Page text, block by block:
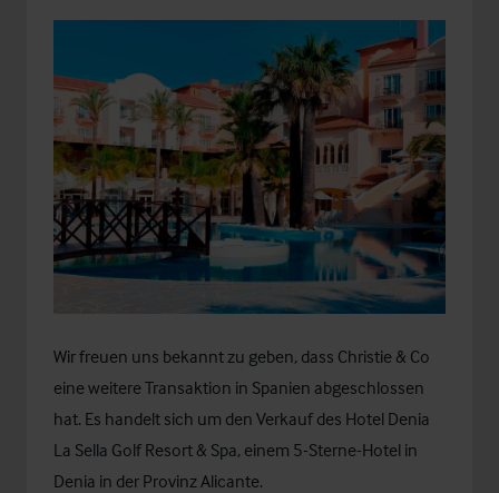
Wir freuen uns bekannt zu geben, dass Christie & Co
eine weitere Transaktion in Spanien abgeschlossen
hat. Es handelt sich um den Verkauf des Hotel Denia
La Sella Golf Resort & Spa, einem 5-Sterne-Hotel in
Denia in der Provinz Alicante.